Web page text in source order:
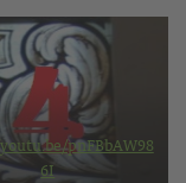
pnFBbAW98
6I